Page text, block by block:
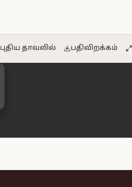
புதிய தாவலில் பதிவிறக்கம்